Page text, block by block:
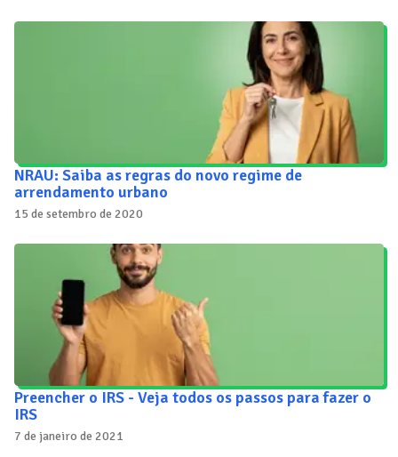
NRAU: Saiba as regras do novo regime de
arrendamento urbano
15 de setembro de 2020
Preencher o IRS - Veja todos os passos para fazer o
IRS
7 de janeiro de 2021